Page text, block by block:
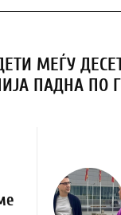
МЕЃУ
ПАДНА ПО